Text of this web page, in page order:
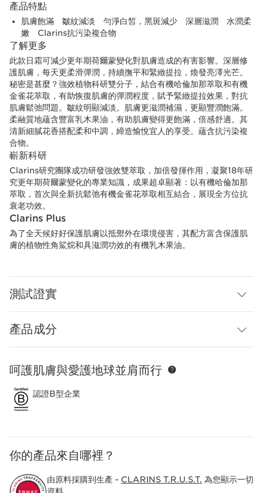
產品特點
肌膚飽滿 皺紋減淡 勻淨白皙，黑斑減少 深層滋潤 水潤柔
嫩 Clarins抗污染複合物
了解更多
此款日霜可減少更年期荷爾蒙變化對肌膚造成的有害影響。深層修
護肌膚，每天更柔滑彈潤，持續撫平和緊緻提拉，煥發亮澤光芒。
秘密是甚麼？強效植物科研雙分子，結合有機哈倫加那萃取和有機
金雀花萃取，有助恢復肌膚的彈潤程度，賦予緊緻提拉效果，對抗
肌膚鬆弛問題。皺紋明顯減淡。肌膚更滋潤補濕，更顯豐潤飽滿。
柔融質地蘊含豐富乳木果油，有助肌膚變得更飽滿，倍感舒適。其
清新細膩花香搭配柔和中調，締造愉悅宜人的享受。蘊含抗污染複
合物。
嶄新科研
Clarins研究團隊成功研發強效雙萃取，加倍發揮作用，凝聚18年研
究更年期荷爾蒙變化的專業知識，成果超卓顯著：以有機哈倫加那
萃取，首次與全新抗鬆弛有機金雀花萃取相互結合，展現全方位抗
衰老功效。
Clarins Plus
為了全天候好好保護肌膚以抵禦外在環境侵害，其配方富含保護肌
膚的植物性角鯊烷和具滋潤功效的有機乳木果油。
測試證實
產品成分
跳至內容
呵護肌膚與愛護地球並肩而行
認證B型企業
你的產品來自哪裡？
由原料採購到生產 - CLARINS T.R.U.S.T. 為您顯示一切